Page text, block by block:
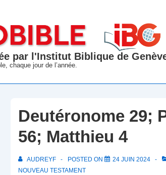
par l'Institut Biblique de
chaque jour de l’année.
Deutéronome 29;
56; Matthieu 4
AUDREYF POSTED ON 24 JUIN 2024
NOUVEAU TESTAMENT